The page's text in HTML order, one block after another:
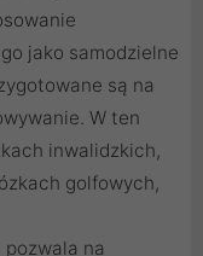
jako samodzielne
są na
W ten
inwalidzkich,
golfowych,
na